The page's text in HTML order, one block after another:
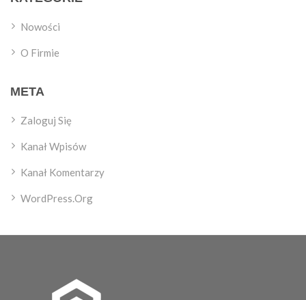
Nowości
O Firmie
META
Zaloguj Się
Kanał Wpisów
Kanał Komentarzy
WordPress.org